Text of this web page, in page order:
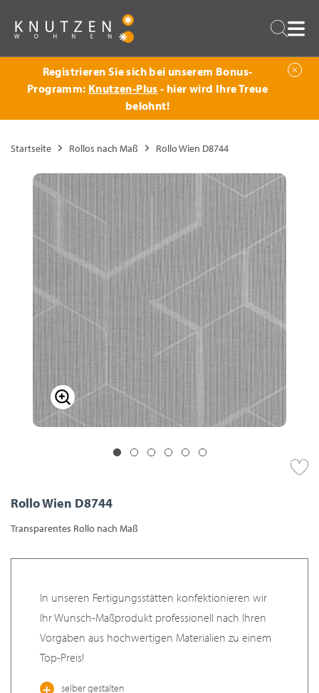
Zurück
Registrieren Sie sich bei unserem Bonus-
Programm: Knutzen-Plus - hier wird Ihre Treue
belohnt!
Startseite Rollos nach Maß Rollo Wien D8744
Rollo Wien D8744
Transparentes Rollo nach Maß
In unseren Fertigungsstätten konfektionieren wir
Ihr Wunsch-Maßprodukt professionell nach Ihren
Vorgaben aus hochwertigen Materialien zu einem
Top-Preis!
selber gestalten